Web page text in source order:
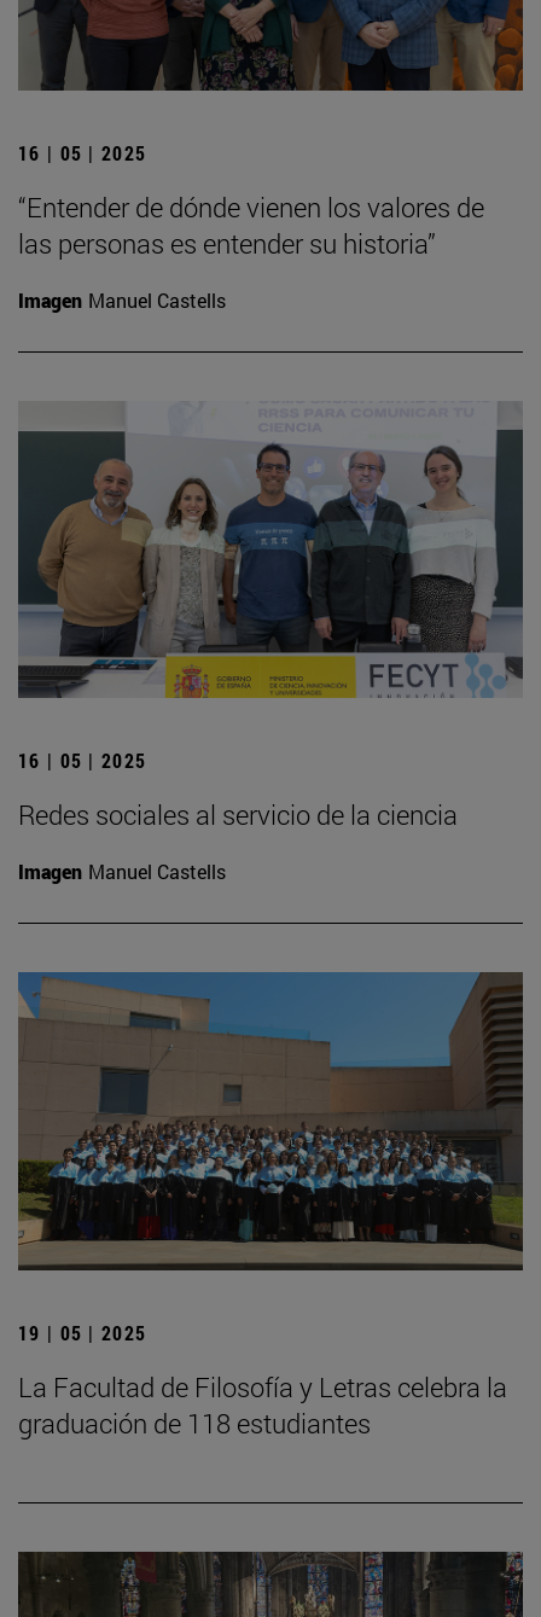
16 | 05 | 2025
“Entender de dónde vienen los valores de
las personas es entender su historia”
Imagen Manuel Castells
16 | 05 | 2025
Redes sociales al servicio de la ciencia
Imagen Manuel Castells
19 | 05 | 2025
La Facultad de Filosofía y Letras celebra la
graduación de 118 estudiantes